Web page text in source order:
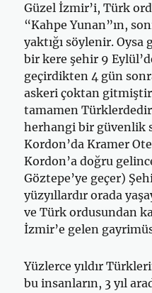
Güzel İzmir’i, Türk
“Kahpe Yunan”ın,
yaktığı söylenir.
bir kere şehir 9
geçirdikten 4 gün
askeri çoktan
tamamen
herhangi bir güvenlik
Kordon’da Kramer
Kordon’a doğru
Göztepe’ye geçer)
yüzyıllardır orada
ve Türk ordusundan
İzmir’e gelen
Yüzlerce yıldır
bu insanların, 3 yıl